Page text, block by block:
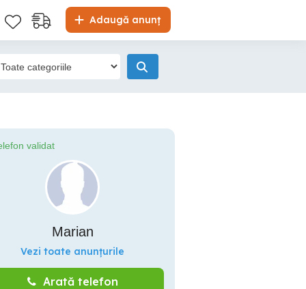
Adaugă anunț
validat
Marian
Vezi toate anunțurile
Arată telefon